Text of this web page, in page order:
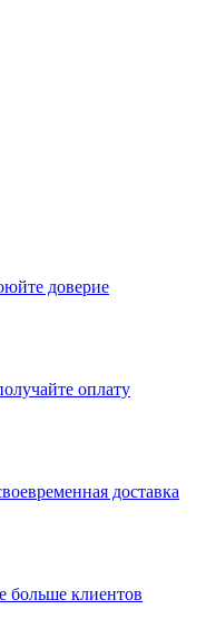
доверие
оплату
доставка
больше клиентов